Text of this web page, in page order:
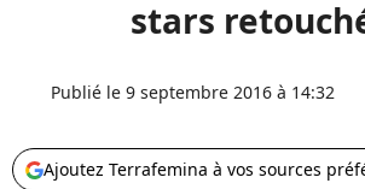
stars
Publié le 9 septembre 2016 à 14:32
Ajoutez Terrafemina à vos sources